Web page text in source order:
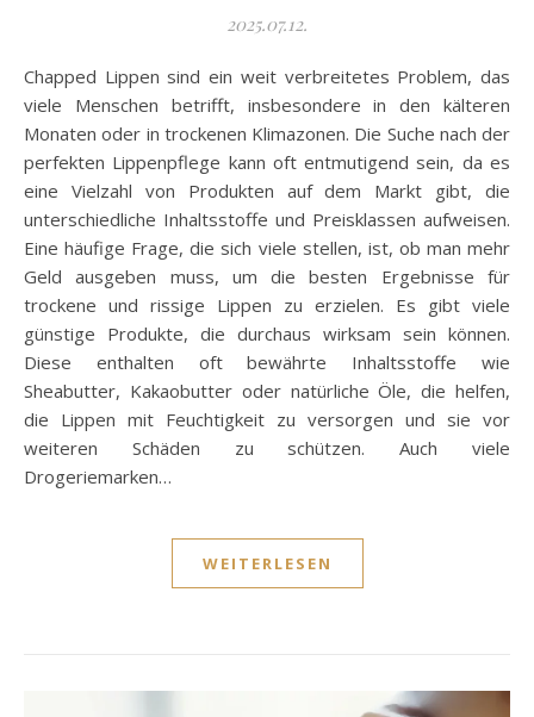
2025.07.12.
Chapped Lippen sind ein weit verbreitetes Problem, das
viele Menschen betrifft, insbesondere in den kälteren
Monaten oder in trockenen Klimazonen. Die Suche nach der
perfekten Lippenpflege kann oft entmutigend sein, da es
eine Vielzahl von Produkten auf dem Markt gibt, die
unterschiedliche Inhaltsstoffe und Preisklassen aufweisen.
Eine häufige Frage, die sich viele stellen, ist, ob man mehr
Geld ausgeben muss, um die besten Ergebnisse für
trockene und rissige Lippen zu erzielen. Es gibt viele
günstige Produkte, die durchaus wirksam sein können.
Diese enthalten oft bewährte Inhaltsstoffe wie
Sheabutter, Kakaobutter oder natürliche Öle, die helfen,
die Lippen mit Feuchtigkeit zu versorgen und sie vor
weiteren Schäden zu schützen. Auch viele
Drogeriemarken…
WEITERLESEN